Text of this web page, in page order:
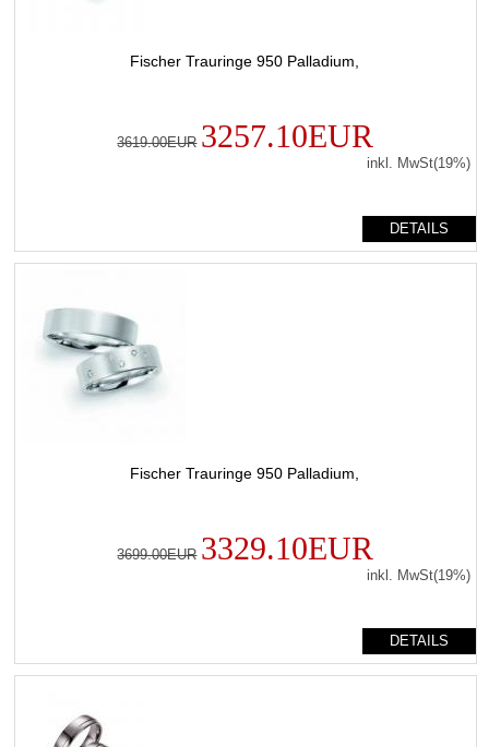
Fischer Trauringe 950 Palladium,
3619.00EUR 3257.10EUR
inkl. MwSt(19%)
DETAILS
Fischer Trauringe 950 Palladium,
3699.00EUR 3329.10EUR
inkl. MwSt(19%)
DETAILS